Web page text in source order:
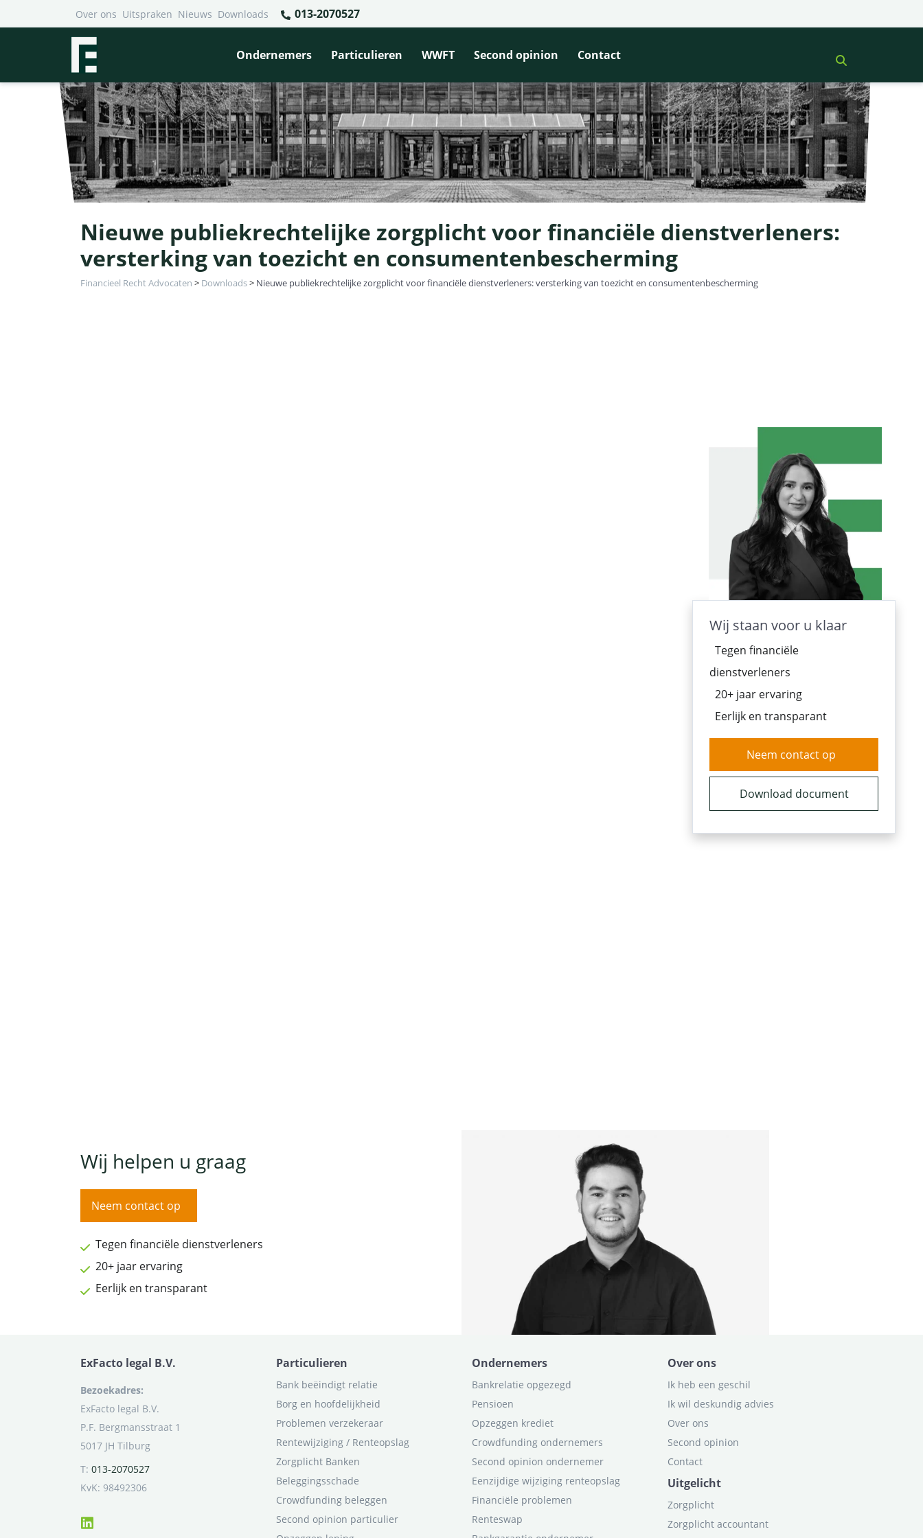
Over ons Uitspraken Nieuws Downloads 013-2070527
Ondernemers Particulieren WWFT Second opinion Contact
Nieuwe publiekrechtelijke zorgplicht voor financiële dienstverleners:
versterking van toezicht en consumentenbescherming
Financieel Recht Advocaten > Downloads> Nieuwe publiekrechtelijke zorgplicht voor financiële dienstverleners: versterking van toezicht en consumentenbescherming
Wij staan voor u klaar
Tegen financiële
dienstverleners
20+ jaar ervaring
Eerlijk en transparant
Neem contact op
Download document
Wij helpen u graag
Neem contact op
Tegen financiële dienstverleners
20+ jaar ervaring
Eerlijk en transparant
ExFacto legal B.V.
Bezoekadres:
ExFacto legal B.V.
P.F. Bergmansstraat 1
5017 JH Tilburg
T: 013-2070527
KvK: 98492306
Particulieren
Bank beëindigt relatie
Borg en hoofdelijkheid
Problemen verzekeraar
Rentewijziging / Renteopslag
Zorgplicht Banken
Beleggingsschade
Crowdfunding beleggen
Second opinion particulier
Ondernemers
Bankrelatie opgezegd
Pensioen
Opzeggen krediet
Crowdfunding ondernemers
Second opinion ondernemer
Eenzijdige wijziging renteopslag
Financiële problemen
Renteswap
Over ons
Ik heb een geschil
Ik wil deskundig advies
Over ons
Second opinion
Contact
Uitgelicht
Zorgplicht
Zorgplicht accountant